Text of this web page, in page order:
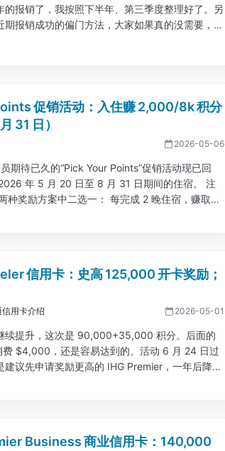
的报销了，我按照下半年、第三季度整理好了。另
期报销成功的偏门方法，大家如果真的没需要，可
促销活动：入住赚 2,000/8k 积分
31 日）
2026-05-06
期待已久的“Pick Your Points”促销活动现已回
年 5 月 20 日至 8 月 31 日期间的住宿。 注
种奖励方案中二选一： 每完成 2 晚住宿，赚取
信用卡：史高 125,000 开卡奖励；
用卡介绍 2026-05-01
续提升，这次是 90,000+35,000 积分。后面的
$4,000，还是容易达到的。活动 6 月 24 日过
建议先申请奖励更高的 IHG Premier，一年后降级
Business 商业信用卡：140,000